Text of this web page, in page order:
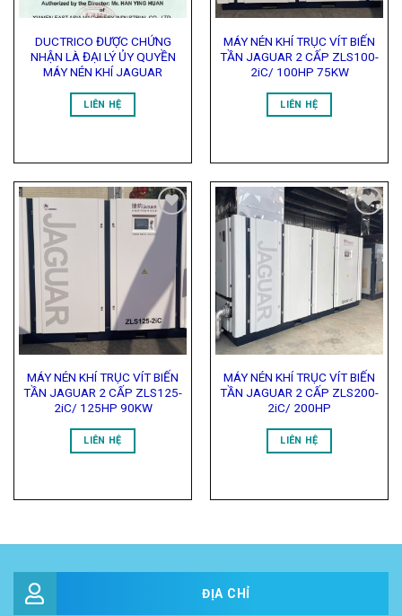
DUCTRICO ĐƯỢC CHỨNG
NHẬN LÀ ĐẠI LÝ ỦY QUYỀN
MÁY NÉN KHÍ JAGUAR
LIÊN HỆ
MÁY NÉN KHÍ TRỤC VÍT BIẾN
TẦN JAGUAR 2 CẤP ZLS100-
2iC/ 100HP 75KW
LIÊN HỆ
Add to
Wishlist
MÁY NÉN KHÍ TRỤC VÍT BIẾN
TẦN JAGUAR 2 CẤP ZLS125-
2iC/ 125HP 90KW
LIÊN HỆ
Add to
Wishlist
MÁY NÉN KHÍ TRỤC VÍT BIẾN
TẦN JAGUAR 2 CẤP ZLS200-
2iC/ 200HP
LIÊN HỆ
ĐỊA CHỈ